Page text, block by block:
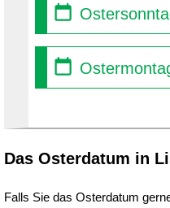
Das Osterdatum in
Falls Sie das Osterdatum